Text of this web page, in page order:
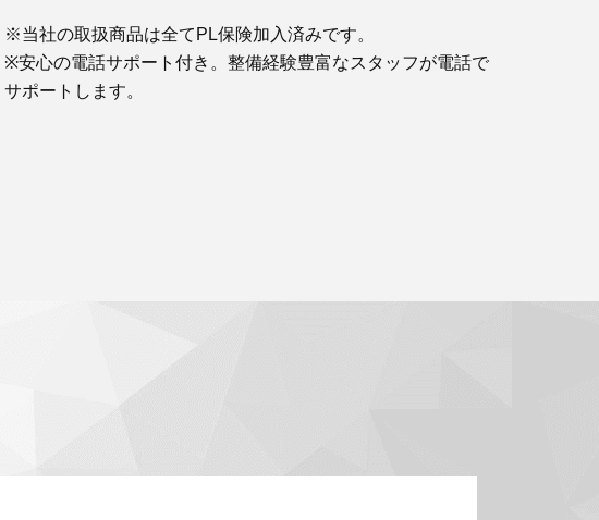
※当社の取扱商品は全てPL保険加入済みです。
※安心の電話サポート付き。整備経験豊富なスタッフが電話で
サポートします。